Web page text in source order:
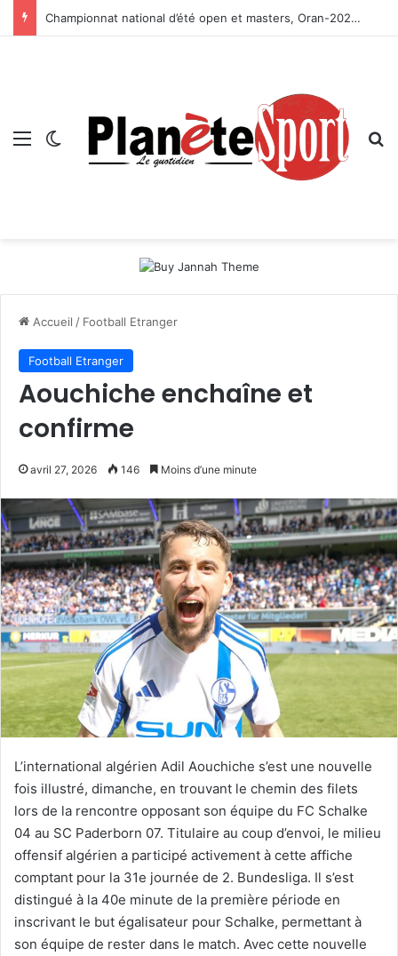
Championnat national d’été open et masters, Oran-2026 — Le CRB s’adjuge le titre
Menu Switch skin
Accueil / Football Etranger
Football Etranger
Aouchiche enchaîne et
confirme
avril 27, 2026 146 Moins d’une minute
L’international algérien Adil Aouchiche s’est une nouvelle
fois illustré, dimanche, en trouvant le chemin des filets
lors de la rencontre opposant son équipe du FC Schalke
04 au SC Paderborn 07. Titulaire au coup d’envoi, le milieu
offensif algérien a participé activement à cette affiche
comptant pour la 31e journée de 2. Bundesliga. Il s’est
distingué à la 40e minute de la première période en
inscrivant le but égalisateur pour Schalke, permettant à
son équipe de rester dans le match. Avec cette nouvelle